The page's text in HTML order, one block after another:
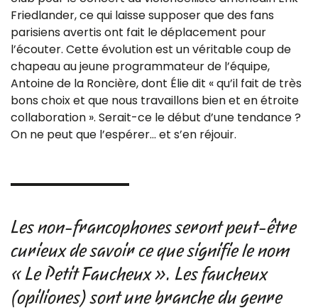
Friedlander, ce qui laisse supposer que des fans
parisiens avertis ont fait le déplacement pour
l’écouter. Cette évolution est un véritable coup de
chapeau au jeune programmateur de l’équipe,
Antoine de la Roncière, dont Élie dit « qu’il fait de très
bons choix et que nous travaillons bien et en étroite
collaboration ». Serait-ce le début d’une tendance ?
On ne peut que l’espérer… et s’en réjouir.
Les non-francophones seront peut-être
curieux de savoir ce que signifie le nom
« Le Petit Faucheux ». Les faucheux
(opiliones) sont une branche du genre